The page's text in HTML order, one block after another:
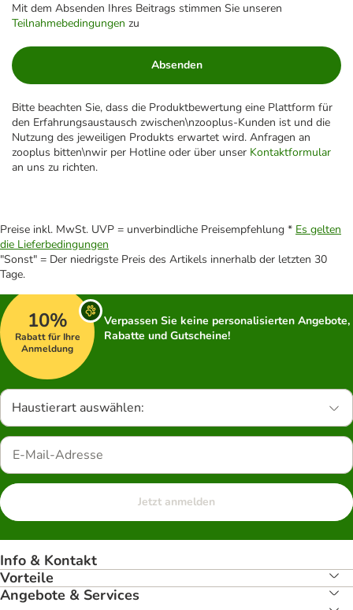
Mit dem Absenden Ihres Beitrags stimmen Sie unseren
Teilnahmebedingungen zu
Absenden
Bitte beachten Sie, dass die Produktbewertung eine Plattform für
den Erfahrungsaustausch zwischen\nzooplus-Kunden ist und die
Nutzung des jeweiligen Produkts erwartet wird. Anfragen an
zooplus bitten\nwir per Hotline oder über unser Kontaktformular
an uns zu richten.
Preise inkl. MwSt. UVP = unverbindliche Preisempfehlung * Es gelten
die Lieferbedingungen
"Sonst" = Der niedrigste Preis des Artikels innerhalb der letzten 30
Tage.
10%
Rabatt für Ihre
Anmeldung
Verpassen Sie keine personalisierten Angebote,
Rabatte und Gutscheine!
Haustierart auswählen:
Jetzt anmelden
Info & Kontakt
Vorteile
Angebote & Services